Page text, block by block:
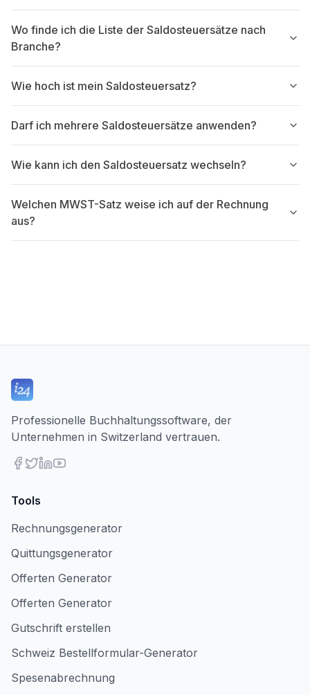
Wo finde ich die Liste der Saldosteuersätze nach
Branche?
Wie hoch ist mein Saldosteuersatz?
Darf ich mehrere Saldosteuersätze anwenden?
Wie kann ich den Saldosteuersatz wechseln?
Welchen MWST-Satz weise ich auf der Rechnung
aus?
Professionelle Buchhaltungssoftware, der
Unternehmen in Switzerland vertrauen.
Tools
Rechnungsgenerator
Quittungsgenerator
Offerten Generator
Offerten Generator
Gutschrift erstellen
Schweiz Bestellformular-Generator
Spesenabrechnung